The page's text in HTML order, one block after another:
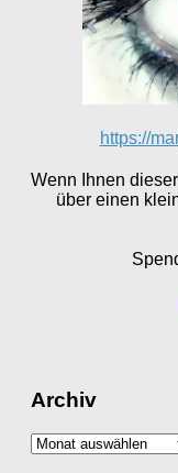
https://
Wenn Ihnen
über einen
Archiv
Archiv